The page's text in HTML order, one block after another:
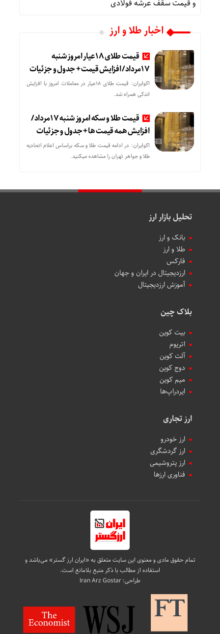
و قیمت سقف عرشه فولادی
اخبار طلا و ارز
قیمت طلای 18عیار امروز شنبه
17مرداد/ افزایش قیمت + جدول و جزئیات
اکوایران: قیمت طلای 18عیار در معاملات امروز با افزایش
اندکی همراه شد.
قیمت طلا و سکه امروز شنبه 17مرداد/
افزایش همه قیمت ها + جدول و جزئیات
اکوایران: در ادامه قیمت طلا و سکه براساس اعلام اتحادیه
طلا و جواهر تهران را مشاهده میکنید.
تحلیل بازار ارز
بانک و ارز
طلا و ارز
فارکس
ارزدیجیتال در ایران و جهان
آموزش ارزدیجیتال
بلاک چین
بیت کوین
اتریوم
آلت کوین
دوج کوین
میم کوین‌
ایردراپ‌ها
ارز تجاری
ارز خودرو
ارز گردشگری
ارز پتروشیمی
فناوری ارزها
تمام حقوق مادی و معنوی این سایت متعلق به «ایران ارز گستر» می‌باشد و
استفاده از مطالب با ذکر منبع بلامانع است.
طراحی:Iran Arz Gostar